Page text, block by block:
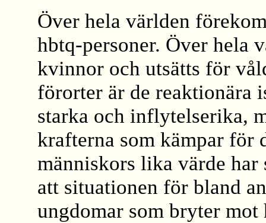
Över hela världen
hbtq-personer. Över hela
kvinnor och utsätts för
förorter är de reaktionära
starka och inflytelserika,
krafterna som kämpar för
människors lika värde
att situationen för bland
ungdomar som bryter mot